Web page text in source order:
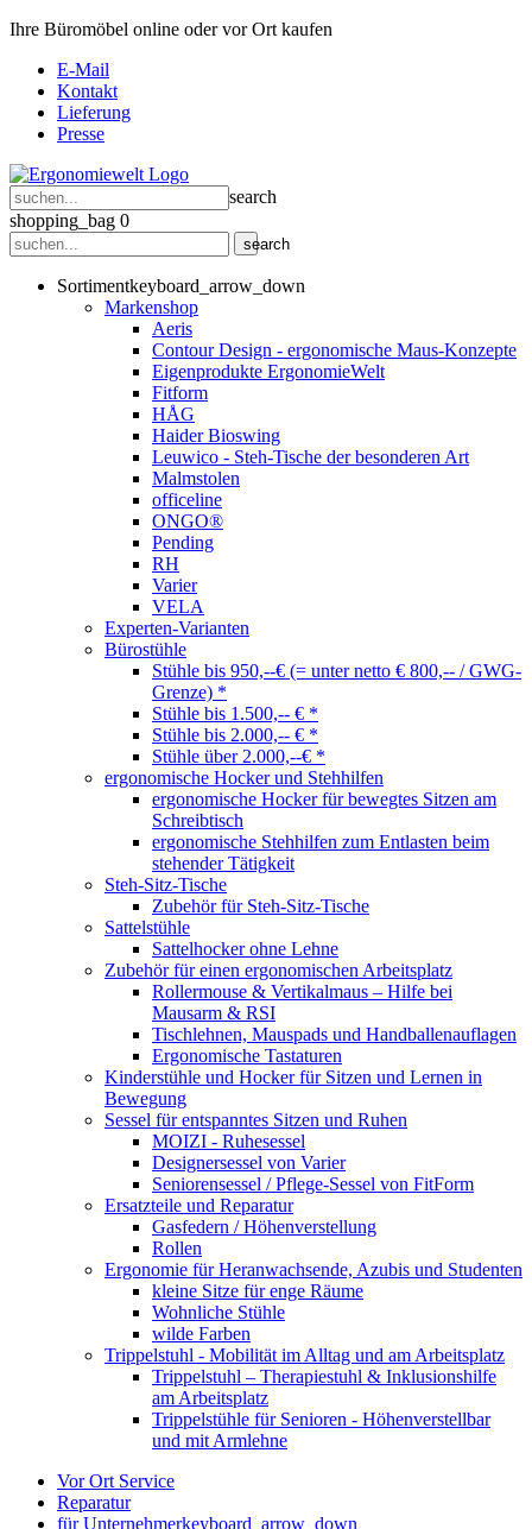
Ihre Büromöbel online oder vor Ort kaufen
E-Mail
Kontakt
Lieferung
Presse
search
shopping_bag 0
search
Sortimentkeyboard_arrow_down
Markenshop
Aeris
Contour Design - ergonomische Maus-Konzepte
Eigenprodukte ErgonomieWelt
Fitform
HÅG
Haider Bioswing
Leuwico - Steh-Tische der besonderen Art
Malmstolen
officeline
ONGO®
Pending
RH
Varier
VELA
Experten-Varianten
Bürostühle
Stühle bis 950,--€ (= unter netto € 800,-- / GWG-
Grenze) *
Stühle bis 1.500,-- € *
Stühle bis 2.000,-- € *
Stühle über 2.000,--€ *
ergonomische Hocker und Stehhilfen
ergonomische Hocker für bewegtes Sitzen am
Schreibtisch
ergonomische Stehhilfen zum Entlasten beim
stehender Tätigkeit
Steh-Sitz-Tische
Zubehör für Steh-Sitz-Tische
Sattelstühle
Sattelhocker ohne Lehne
Zubehör für einen ergonomischen Arbeitsplatz
Rollermouse & Vertikalmaus – Hilfe bei
Mausarm & RSI
Tischlehnen, Mauspads und Handballenauflagen
Ergonomische Tastaturen
Kinderstühle und Hocker für Sitzen und Lernen in
Bewegung
Sessel für entspanntes Sitzen und Ruhen
MOIZI - Ruhesessel
Designersessel von Varier
Seniorensessel / Pflege-Sessel von FitForm
Ersatzteile und Reparatur
Gasfedern / Höhenverstellung
Rollen
Ergonomie für Heranwachsende, Azubis und Studenten
kleine Sitze für enge Räume
Wohnliche Stühle
wilde Farben
Trippelstuhl - Mobilität im Alltag und am Arbeitsplatz
Trippelstuhl – Therapiestuhl & Inklusionshilfe
am Arbeitsplatz
Trippelstühle für Senioren - Höhenverstellbar
und mit Armlehne
Vor Ort Service
Reparatur
für Unternehmerkeyboard_arrow_down